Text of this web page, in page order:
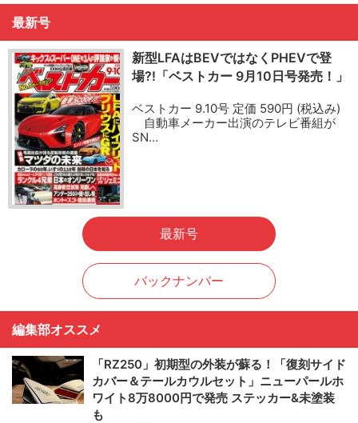
最新号
新型LFAはBEVではなくPHEVで登
場?!「ベストカー 9月10日号発売！」
ベストカー 9.10号 定価 590円 (税込み)
自動車メーカー出演のテレビ番組が
SN…
最新号
バックナンバー
編集部オススメ
「RZ250」初期型の外装が蘇る！「復刻サイド
カバー＆テールカウルセット」ニューパールホ
ワイト8万8000円で発売 ステッカー&未塗装
も